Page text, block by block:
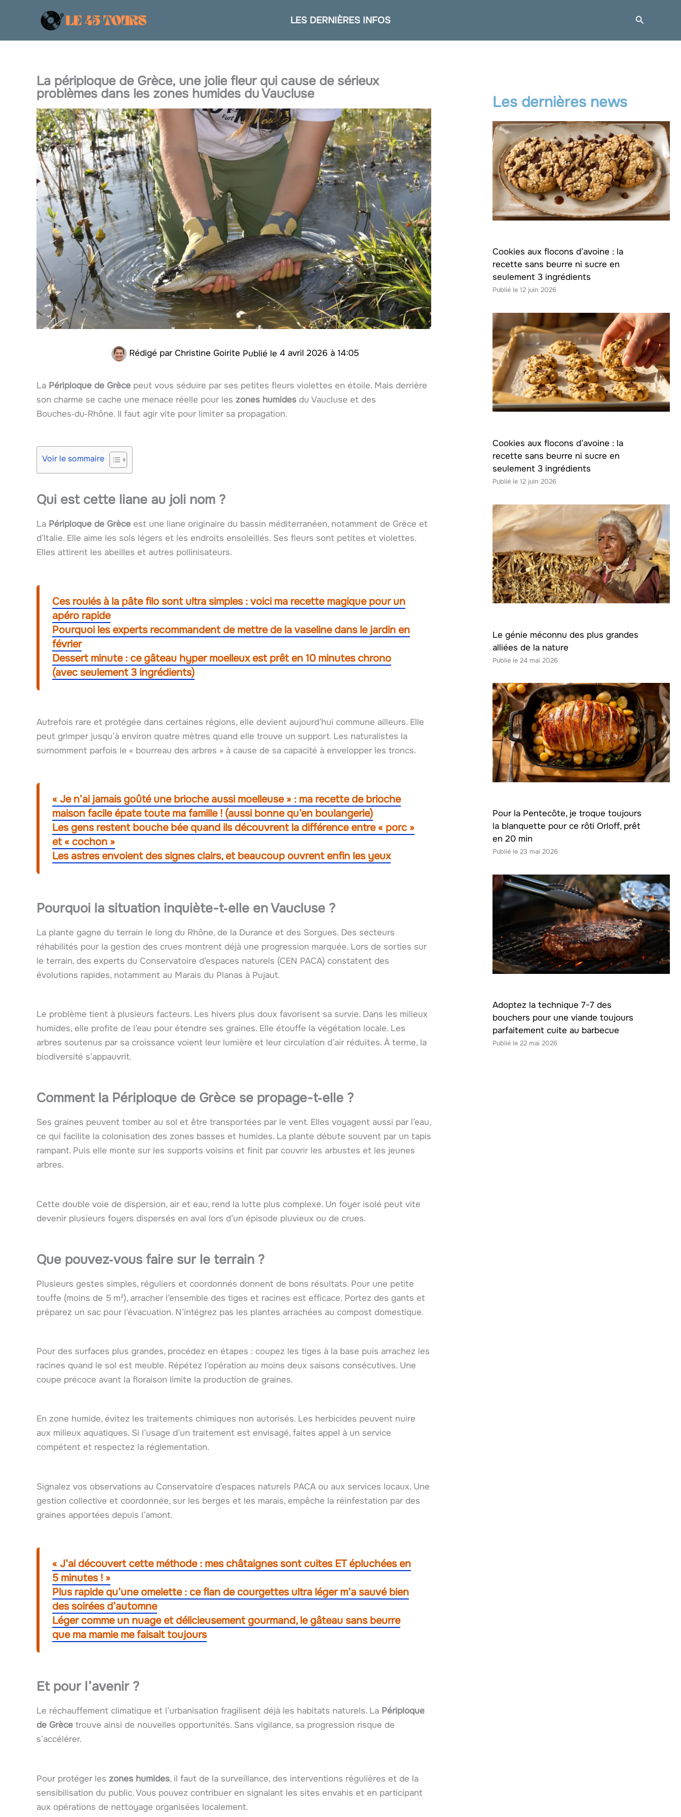
LES DERNIÈRES INFOS
La périploque de Grèce, une jolie fleur qui cause de sérieux
problèmes dans les zones humides du Vaucluse
Rédigé par Christine Goirite 4 avril 2026 à 14:05
La Périploque de Grèce peut vous séduire par ses petites fleurs violettes en étoile. Mais derrière
son charme se cache une menace réelle pour les zones humides du Vaucluse et des
Bouches‑du‑Rhône. Il faut agir vite pour limiter sa propagation.
Voir le sommaire
Qui est cette liane au joli nom ?
La Périploque de Grèce est une liane originaire du bassin méditerranéen, notamment de Grèce et
d’Italie. Elle aime les sols légers et les endroits ensoleillés. Ses fleurs sont petites et violettes.
Elles attirent les abeilles et autres pollinisateurs.
Ces roulés à la pâte filo sont ultra simples : voici ma recette magique pour un
apéro rapide
Pourquoi les experts recommandent de mettre de la vaseline dans le jardin en
février
Dessert minute : ce gâteau hyper moelleux est prêt en 10 minutes chrono
(avec seulement 3 ingrédients)
Autrefois rare et protégée dans certaines régions, elle devient aujourd’hui commune ailleurs. Elle
peut grimper jusqu’à environ quatre mètres quand elle trouve un support. Les naturalistes la
surnomment parfois le « bourreau des arbres » à cause de sa capacité à envelopper les troncs.
« Je n’ai jamais goûté une brioche aussi moelleuse » : ma recette de brioche
maison facile épate toute ma famille ! (aussi bonne qu’en boulangerie)
Les gens restent bouche bée quand ils découvrent la différence entre « porc »
et « cochon »
Les astres envoient des signes clairs, et beaucoup ouvrent enfin les yeux
Pourquoi la situation inquiète-t‑elle en Vaucluse ?
La plante gagne du terrain le long du Rhône, de la Durance et des Sorgues. Des secteurs
réhabilités pour la gestion des crues montrent déjà une progression marquée. Lors de sorties sur
le terrain, des experts du Conservatoire d’espaces naturels (CEN PACA) constatent des
évolutions rapides, notamment au Marais du Planas à Pujaut.
Le problème tient à plusieurs facteurs. Les hivers plus doux favorisent sa survie. Dans les milieux
humides, elle profite de l’eau pour étendre ses graines. Elle étouffe la végétation locale. Les
arbres soutenus par sa croissance voient leur lumière et leur circulation d’air réduites. À terme, la
biodiversité s’appauvrit.
Comment la Périploque de Grèce se propage-t‑elle ?
Ses graines peuvent tomber au sol et être transportées par le vent. Elles voyagent aussi par l’eau,
ce qui facilite la colonisation des zones basses et humides. La plante débute souvent par un tapis
rampant. Puis elle monte sur les supports voisins et finit par couvrir les arbustes et les jeunes
arbres.
Cette double voie de dispersion, air et eau, rend la lutte plus complexe. Un foyer isolé peut vite
devenir plusieurs foyers dispersés en aval lors d’un épisode pluvieux ou de crues.
Que pouvez‑vous faire sur le terrain ?
Plusieurs gestes simples, réguliers et coordonnés donnent de bons résultats. Pour une petite
touffe (moins de 5 m²), arracher l’ensemble des tiges et racines est efficace. Portez des gants et
préparez un sac pour l’évacuation. N’intégrez pas les plantes arrachées au compost domestique.
Pour des surfaces plus grandes, procédez en étapes : coupez les tiges à la base puis arrachez les
racines quand le sol est meuble. Répétez l’opération au moins deux saisons consécutives. Une
coupe précoce avant la floraison limite la production de graines.
En zone humide, évitez les traitements chimiques non autorisés. Les herbicides peuvent nuire
aux milieux aquatiques. Si l’usage d’un traitement est envisagé, faites appel à un service
compétent et respectez la réglementation.
Signalez vos observations au Conservatoire d’espaces naturels PACA ou aux services locaux. Une
gestion collective et coordonnée, sur les berges et les marais, empêche la réinfestation par des
graines apportées depuis l’amont.
« J’ai découvert cette méthode : mes châtaignes sont cuites ET épluchées en
5 minutes ! »
Plus rapide qu’une omelette : ce flan de courgettes ultra léger m’a sauvé bien
des soirées d’automne
Léger comme un nuage et délicieusement gourmand, le gâteau sans beurre
que ma mamie me faisait toujours
Et pour l’avenir ?
Le réchauffement climatique et l’urbanisation fragilisent déjà les habitats naturels. La Périploque
de Grèce trouve ainsi de nouvelles opportunités. Sans vigilance, sa progression risque de
s’accélérer.
Pour protéger les zones humides, il faut de la surveillance, des interventions régulières et de la
sensibilisation du public. Vous pouvez contribuer en signalant les sites envahis et en participant
aux opérations de nettoyage organisées localement.
Les dernières news
Cookies aux flocons d’avoine : la
recette sans beurre ni sucre en
seulement 3 ingrédients
12 juin 2026
Cookies aux flocons d’avoine : la
recette sans beurre ni sucre en
seulement 3 ingrédients
12 juin 2026
Le génie méconnu des plus grandes
alliées de la nature
24 mai 2026
Pour la Pentecôte, je troque toujours
la blanquette pour ce rôti Orloff, prêt
en 20 min
23 mai 2026
Adoptez la technique 7-7 des
bouchers pour une viande toujours
parfaitement cuite au barbecue
22 mai 2026